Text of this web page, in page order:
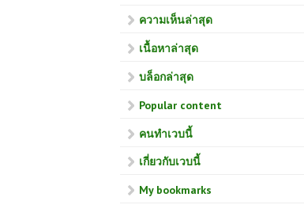
ความเห็นล่าสุด
เนื้อหาล่าสุด
บล็อกล่าสุด
Popular content
คนทำเวบนี้
เกี่ยวกับเวบนี้
My bookmarks